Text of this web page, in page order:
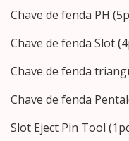
Chave de fenda PH
Chave de fenda Slot
Chave de fenda
Chave de fenda
Slot Eject Pin Tool